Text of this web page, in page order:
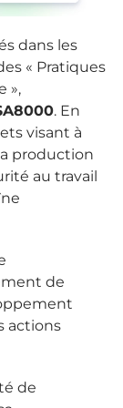
dans les
« Pratiques
»,
. En
visant à
production
au travail
de
actions
de